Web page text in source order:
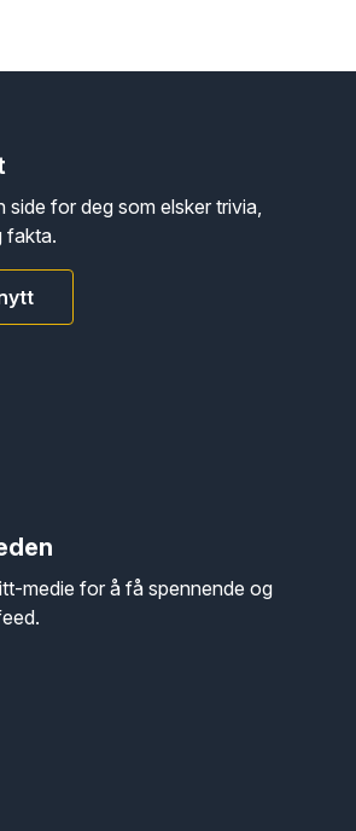
side for deg som elsker trivia,
fakta.
medie for å få spennende og